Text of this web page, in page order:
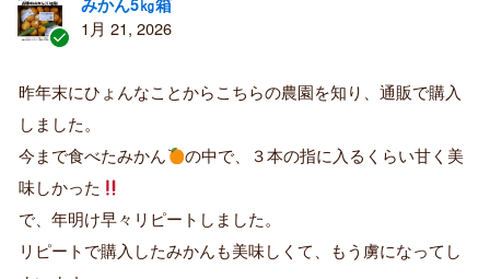
証
済
み
購
者
みかん5㎏箱
1月 21, 2026
昨年末にひょんなことからこちらの農園を知り、通販で購入
しました。
今まで食べたみかん
の中で、３本の指に入るくらい甘く美
味しかった
で、年明け早々リピートしました。
リピートで購入したみかんも美味しくて、もう虜になってし